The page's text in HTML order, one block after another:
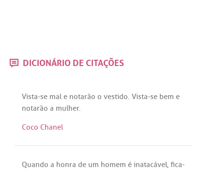
DICIONÁRIO DE CITAÇÕES
Vista-se male notarão o vestido. Vista-se bem e
notarão a mulher.
Coco Chanel
Quando a honra de um homem é inatacável, fica-